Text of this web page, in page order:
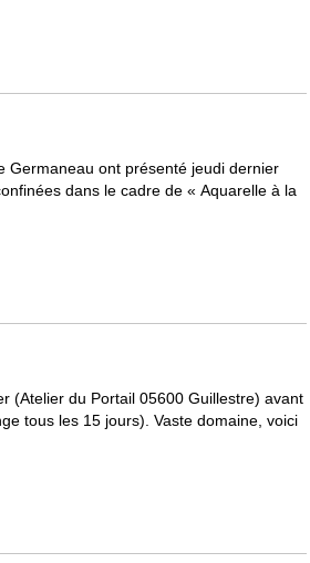
Germaneau ont présenté jeudi dernier
dans le cadre de « Aquarelle à la
(Atelier du Portail 05600 Guillestre) avant
tous les 15 jours). Vaste domaine, voici